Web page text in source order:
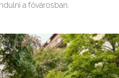
a fővárosban.